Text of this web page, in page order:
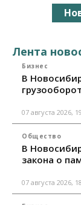
Лента
Бизнес
В
07 августа 2026,
Общество
В
закона о
07 августа 2026,